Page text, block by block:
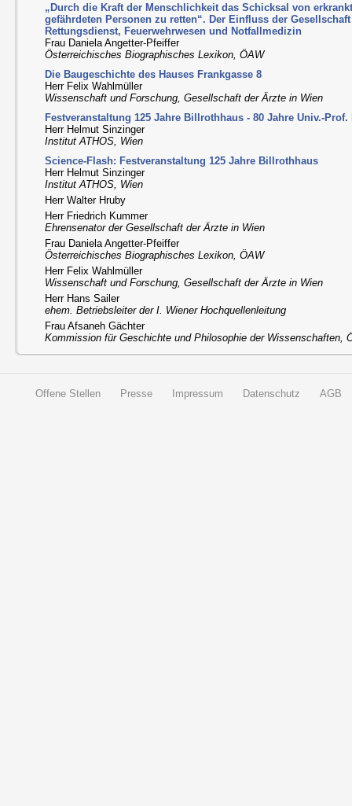
„Durch die Kraft der Menschlichkeit das Schicksal von
gefährdeten Personen zu retten“. Der Einfluss der
Rettungsdienst, Feuerwehrwesen und Notfallmedizin
Frau Daniela Angetter-Pfeiffer
Österreichisches Biographisches Lexikon, ÖAW
Die Baugeschichte des Hauses Frankgasse 8
Herr Felix Wahlmüller
Wissenschaft und Forschung, Gesellschaft der Ärzte in Wien
Festveranstaltung 125 Jahre Billrothhaus - 80 Jahre Univ.-
Herr Helmut Sinzinger
Institut ATHOS, Wien
Science-Flash: Festveranstaltung 125 Jahre Billrothhaus
Herr Helmut Sinzinger
Institut ATHOS, Wien
Herr Walter Hruby
Herr Friedrich Kummer
Ehrensenator der Gesellschaft der Ärzte in Wien
Frau Daniela Angetter-Pfeiffer
Österreichisches Biographisches Lexikon, ÖAW
Herr Felix Wahlmüller
Wissenschaft und Forschung, Gesellschaft der Ärzte in Wien
Herr Hans Sailer
ehem. Betriebsleiter der I. Wiener Hochquellenleitung
Frau Afsaneh Gächter
Kommission für Geschichte und Philosophie der Wissenschaften,
Offene Stellen Presse Impressum Datenschutz AGB